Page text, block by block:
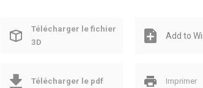
Télécharger le fichier
3D
Add to
Télécharger le pdf Imprimer